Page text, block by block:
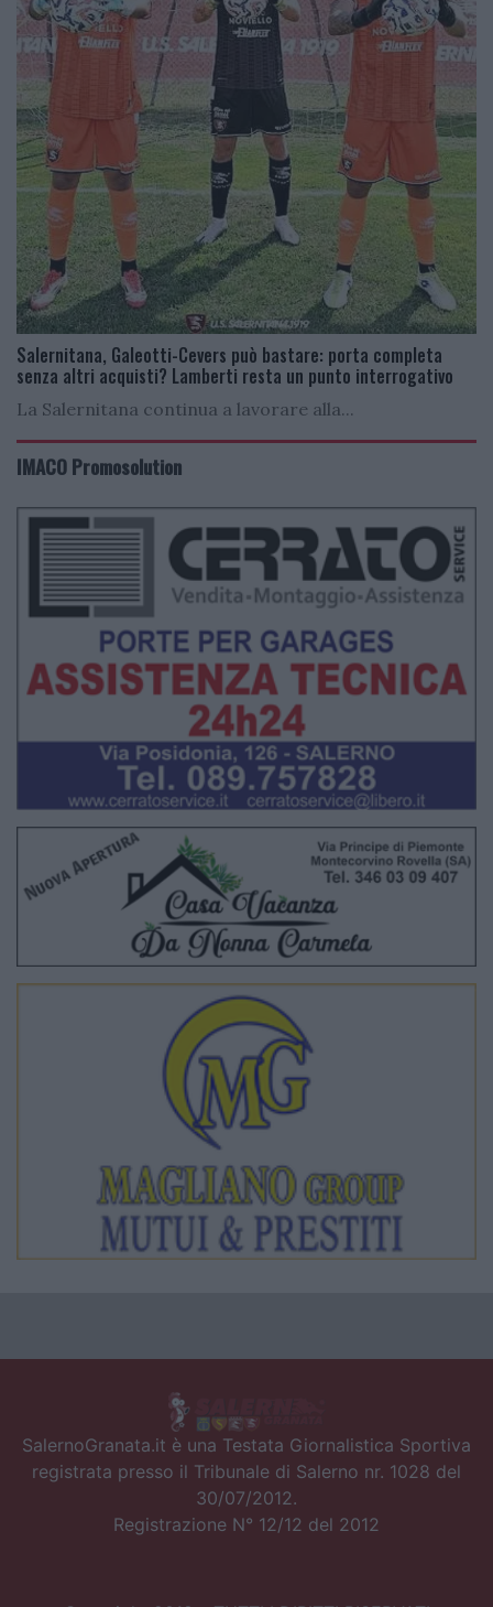
Salernitana, Galeotti-Cevers può bastare: porta completa
senza altri acquisti? Lamberti resta un punto interrogativo
La Salernitana continua a lavorare alla...
IMACO Promosolution
SalernoGranata.it è una Testata Giornalistica Sportiva
registrata presso il Tribunale di Salerno nr. 1028 del
30/07/2012.
Registrazione N° 12/12 del 2012